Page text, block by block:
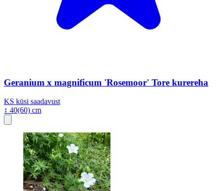
Geranium x magnificum 'Rosemoor' Tore kurereha
KS küsi saadavust
↕ 40(60) cm